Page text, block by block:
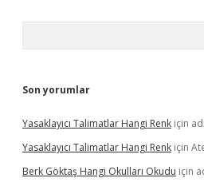
Son yorumlar
Yasaklayıcı Talimatlar Hangi Renk için
Yasaklayıcı Talimatlar Hangi Renk için
Berk Göktaş Hangi Okulları Okudu için